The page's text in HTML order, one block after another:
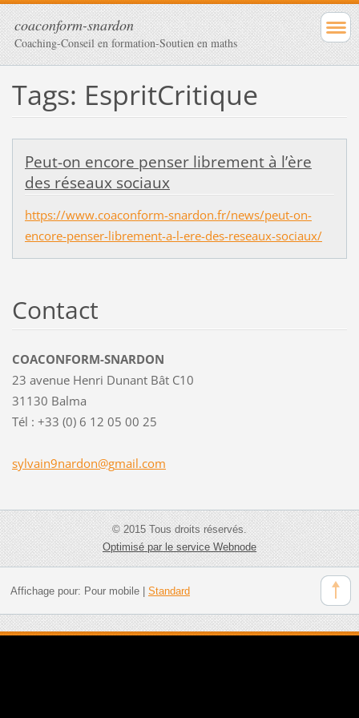
coaconform-snardon
Coaching-Conseil en formation-Soutien en maths
Tags: EspritCritique
Peut-on encore penser librement à l’ère
des réseaux sociaux
https://www.coaconform-snardon.fr/news/peut-on-
encore-penser-librement-a-l-ere-des-reseaux-sociaux/
Contact
COACONFORM-SNARDON
23 avenue Henri Dunant Bât C10
31130 Balma
Tél : +33 (0) 6 12 05 00 25
sylvain9nardon@gmail.com
© 2015 Tous droits réservés.
Optimisé par le service Webnode
Affichage pour: Pour mobile| Standard